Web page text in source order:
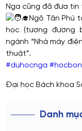
Nga cũng đã đưa tin
Ngô Tân Phú
học (tương đương
ngành “Nhà máy
thuật”.
#duhocnga
Đại học Bách khoa
Danh